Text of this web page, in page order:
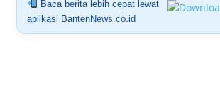
Baca berita lebih cepat lewat
aplikasi BantenNews.co.id